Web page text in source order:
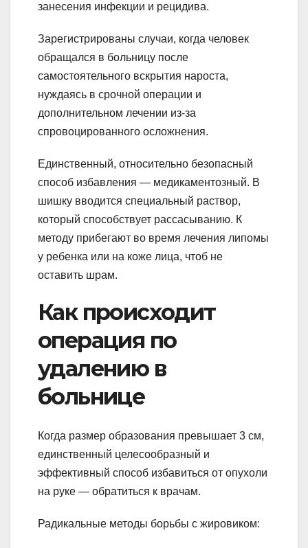
занесения инфекции и рецидива.
Зарегистрированы случаи, когда человек
обращался в больницу после
самостоятельного вскрытия нароста,
нуждаясь в срочной операции и
дополнительном лечении из-за
спровоцированного осложнения.
Единственный, относительно безопасный
способ избавления — медикаментозный. В
шишку вводится специальный раствор,
который способствует рассасыванию. К
методу прибегают во время лечения липомы
у ребенка или на коже лица, чтоб не
оставить шрам.
Как происходит
операция по
удалению в
больнице
Когда размер образования превышает 3 см,
единственный целесообразный и
эффективный способ избавиться от опухоли
на руке — обратиться к врачам.
Радикальные методы борьбы с жировиком: